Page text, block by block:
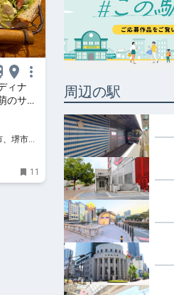
ィナ
のサン
堺市、
11
周辺の駅